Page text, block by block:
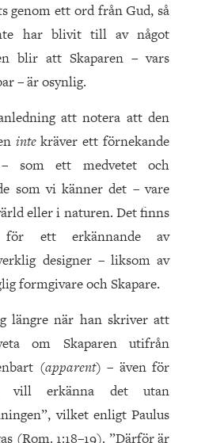
genom ett ord från Gud, så
har blivit till av något
blir att Skaparen – vars
– är osynlig.
att notera att den
intekräver ett förnekande
som ett medvetet och
som vi känner det – vare
eller i naturen. Det finns
för ett erkännande av
designer – liksom av
formgivare och Skapare.
längre när han skriver att
om Skaparen utifrån
(apparent) – även för
vill erkänna det utan
vilket enligt Paulus
(Rom. 1:18–19). ”Därför är